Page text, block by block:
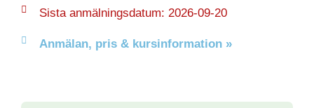
Sista anmälningsdatum: 2026-09-20
Anmälan, pris & kursinformation »